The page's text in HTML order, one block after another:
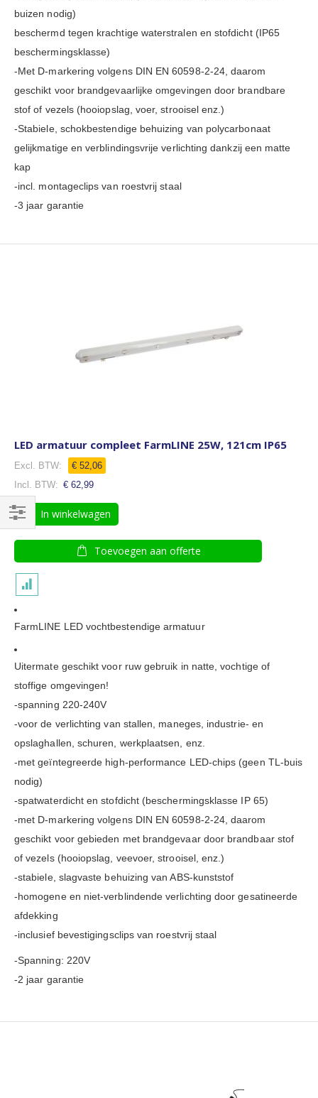
buizen nodig)
beschermd tegen krachtige waterstralen en stofdicht (IP65
beschermingsklasse)
-Met D-markering volgens DIN EN 60598-2-24, daarom
geschikt voor brandgevaarlijke omgevingen door brandbare
stof of vezels (hooiopslag, voer, strooisel enz.)
-Stabiele, schokbestendige behuizing van polycarbonaat
gelijkmatige en verblindingsvrije verlichting dankzij een matte
kap
-incl. montageclips van roestvrij staal
-3 jaar garantie
LED armatuur compleet FarmLINE 25W, 121cm IP65
€ 52,06
€ 62,99
In winkelwagen
Toevoegen aan offerte
FarmLINE LED vochtbestendige armatuur
Uitermate geschikt voor ruw gebruik in natte, vochtige of
stoffige omgevingen!
-spanning 220-240V
-voor de verlichting van stallen, maneges, industrie- en
opslaghallen, schuren, werkplaatsen, enz.
-met geïntegreerde high-performance LED-chips (geen TL-buis
nodig)
-spatwaterdicht en stofdicht (beschermingsklasse IP 65)
-met D-markering volgens DIN EN 60598-2-24, daarom
geschikt voor gebieden met brandgevaar door brandbaar stof
of vezels (hooiopslag, veevoer, strooisel, enz.)
-stabiele, slagvaste behuizing van ABS-kunststof
-homogene en niet-verblindende verlichting door gesatineerde
afdekking
-inclusief bevestigingsclips van roestvrij staal
-Spanning: 220V
-2 jaar garantie
Filteren